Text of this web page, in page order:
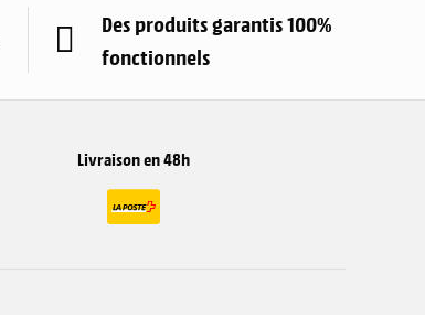
Des produits garantis 100%
fonctionnels
Livraison en 48h